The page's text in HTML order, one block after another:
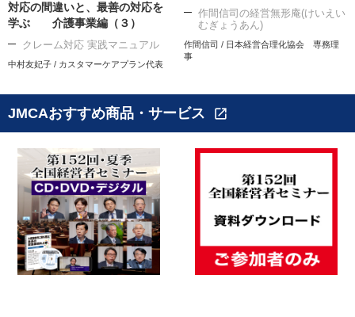
対応の間違いと、最善の対応を
学ぶ 介護事業編（３）
クレーム対応 実践マニュアル
中村友妃子 / カスタマーケアプラン代表
作間信司の経営無形庵(けいえい
むぎょうあん)
作間信司 / 日本経営合理化協会 専務理
事
JMCAおすすめ商品・サービス open_in_new